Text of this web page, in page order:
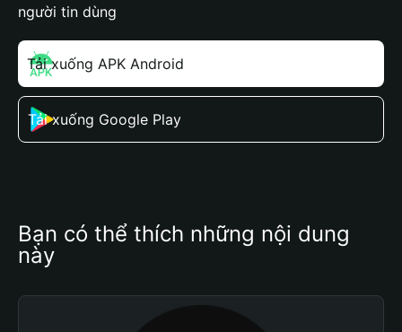
người tin dùng
Tải xuống APK Android
Tải xuống Google Play
Bạn có thể thích những nội dung
này